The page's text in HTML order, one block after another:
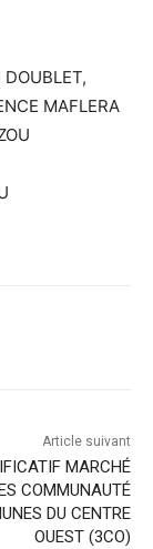
MAFLERA
Article suivant
MARCHÉ
COMMUNAUTÉ
DU CENTRE
OUEST (3CO)